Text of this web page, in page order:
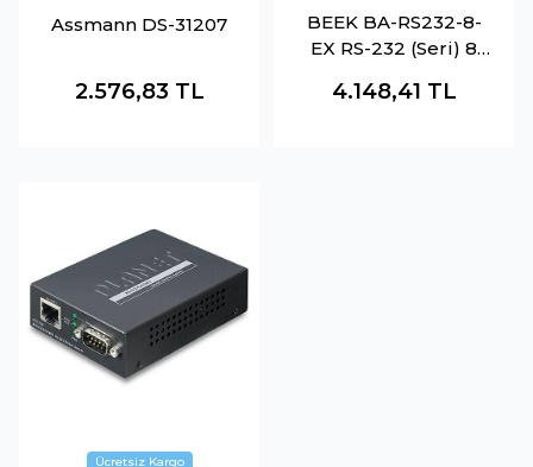
Assmann DS-31207
2.576,83 TL
BEEK BA-RS232-8-
EX RS-232 (Seri) 8
Kart
4.148,41 TL